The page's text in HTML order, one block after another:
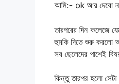
আমি:- ok আর দেবো
তারপরের দিন কলেজে
হুমকি দিতে শুরু করলো
সব ছেলেদের পাশেই
কিন্তু তারপর হলো